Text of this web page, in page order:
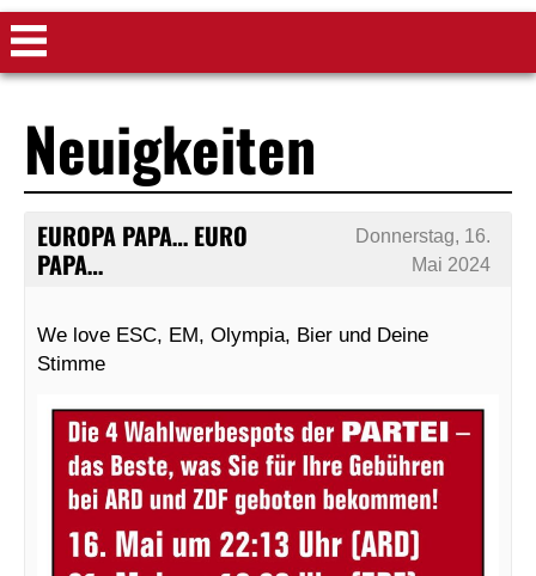
Neuigkeiten
EUROPA PAPA… EURO
PAPA…
Donnerstag, 16.
Mai 2024
We love ESC, EM, Olympia, Bier und Deine
Stimme